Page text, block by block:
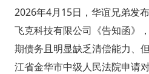
2026年4月15日，华谊兄弟发
飞克科技有限公司《告知函》
期债务且明显缺乏清偿能力、
江省金华市中级人民法院申请